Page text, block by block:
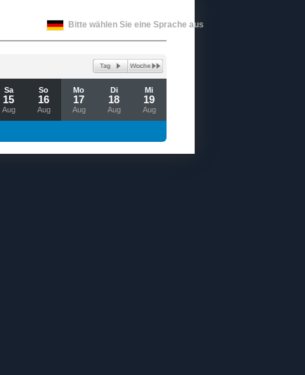
Bitte wählen Sie eine Sprache aus
Sa
15
Aug
So
16
Aug
Mo
17
Aug
Di
18
Aug
Mi
19
Aug